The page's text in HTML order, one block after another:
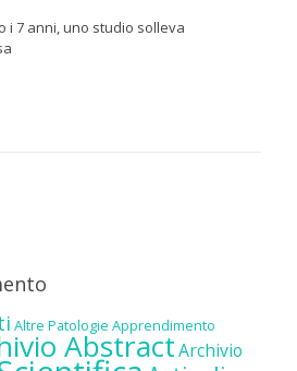
i 7 anni, uno studio solleva
Altre Patologie Apprendimento
AbstractArchivio